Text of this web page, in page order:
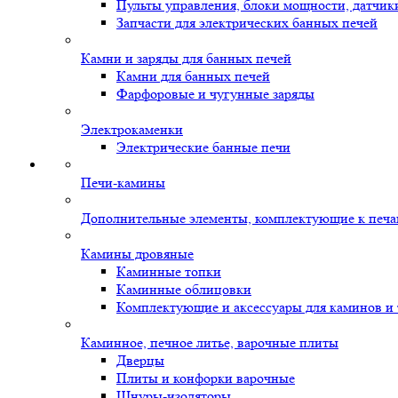
Пульты управления, блоки мощности,
Запчасти для электрических банных печей
Камни и заряды для банных печей
Камни для банных печей
Фарфоровые и чугунные заряды
Электрокаменки
Электрические банные печи
Печи-камины
Дополнительные элементы, комплектующие к
Камины дровяные
Каминные топки
Каминные облицовки
Комплектующие и аксессуары для каминов и
Каминное, печное литье, варочные плиты
Дверцы
Плиты и конфорки варочные